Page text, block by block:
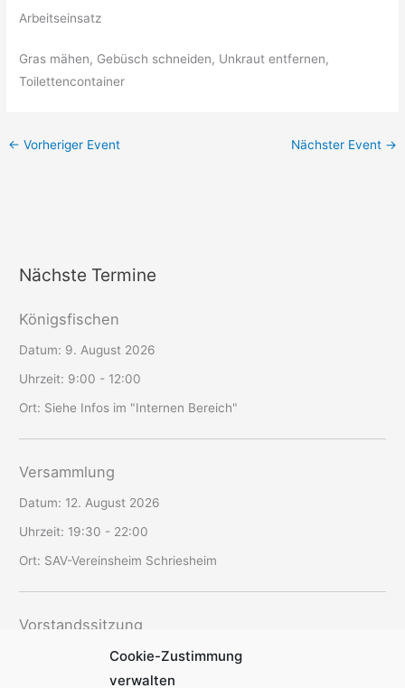
Cookie-Zustimmung
verwalten
Arbeitseinsatz
Gras mähen, Gebüsch schneiden, Unkraut entfernen,
Toilettencontainer
← Vorheriger Event Nächster Event →
Nächste Termine
Königsfischen
Datum: 9. August 2026
Uhrzeit: 9:00 - 12:00
Ort: Siehe Infos im "Internen Bereich"
Versammlung
Datum: 12. August 2026
Uhrzeit: 19:30 - 22:00
Ort: SAV-Vereinsheim Schriesheim
Vorstandssitzung
20. August 2026
19:00 - 22:30